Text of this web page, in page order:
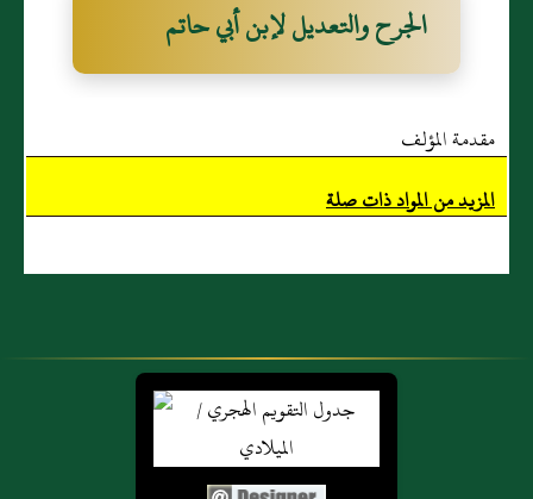
الجرح والتعديل لإبن أبي حاتم
مقدمة المؤلف
المزيد من المواد ذات صلة